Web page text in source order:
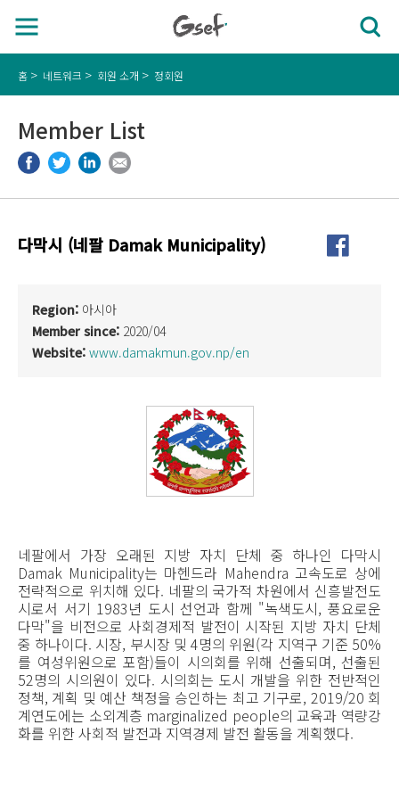
홈 네트워크 회원 소개 정회원
Member List
다막시 (네팔 Damak Municipality)
Region: 아시아
Member since: 2020/04
Website: www.damakmun.gov.np/en
네팔에서 가장 오래된 지방 자치 단체 중 하나인 다막시
Damak Municipality는 마헨드라 Mahendra 고속도로 상에
전략적으로 위치해 있다. 네팔의 국가적 차원에서 신흥발전도
시로서 서기 1983년 도시 선언과 함께 "녹색도시, 풍요로운
다막"을 비전으로 사회경제적 발전이 시작된 지방 자치 단체
중 하나이다. 시장, 부시장 및 4명의 위원(각 지역구 기준 50%
를 여성위원으로 포함)들이 시의회를 위해 선출되며, 선출된
52명의 시의원이 있다. 시의회는 도시 개발을 위한 전반적인
정책, 계획 및 예산 책정을 승인하는 최고 기구로, 2019/20 회
계연도에는 소외계층 marginalized people의 교육과 역량강
화를 위한 사회적 발전과 지역경제 발전 활동을 계획했다.